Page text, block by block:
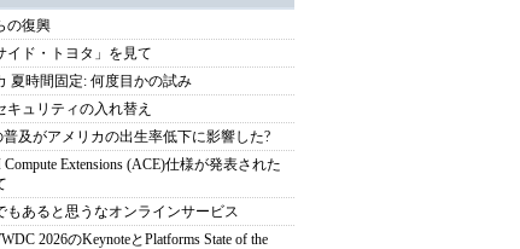
の復興
イド・トヨタ」を見て
夏時間固定: 何度目かの試み
キュリティの入れ替え
普及がアメリカの出生率低下に影響した?
Extensions (ACE)仕様が発表された
もあると思うなオンラインサービス
2026のKeynoteとPlatforms State of the